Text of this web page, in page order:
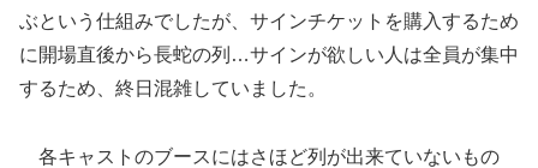
ぶという仕組みでしたが、サインチケットを購入するため
に開場直後から長蛇の列…サインが欲しい人は全員が集中
するため、終日混雑していました。
各キャストのブースにはさほど列が出来ていないもの